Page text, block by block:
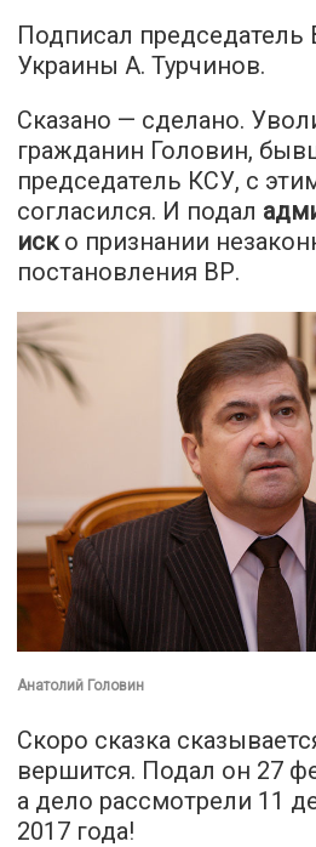
Подписал
Украины А. Турчинов.
Сказано — сделано.
гражданин Головин,
председатель КСУ, с
согласился. И подал
иско признании
постановления ВР.
Анатолий Головин
Скоро сказка
вершится. Подал он 27
а дело рассмотрели 11
2017 года!